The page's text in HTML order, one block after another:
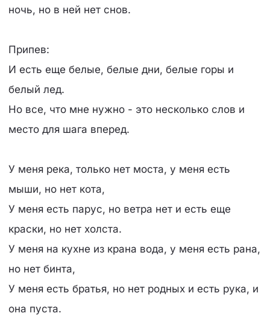
ночь, но в ней нет снов.
Припев:
И есть еще белые, белые дни, белые горы и
белый лед.
Но все, что мне нужно - это несколько слов и
место для шага вперед.
У меня река, только нет моста, у меня есть
мыши, но нет кота,
У меня есть парус, но ветра нет и есть еще
краски, но нет холста.
У меня на кухне из крана вода, у меня есть рана,
но нет бинта,
У меня есть братья, но нет родных и есть рука, и
она пуста.